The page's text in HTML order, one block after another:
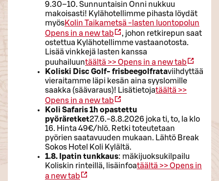
9.30–10. Sunnuntaisin Onni nukkuu
makoisasti! Kylähotellimme pihasta löydät
myösKolin Taikametsä -lasten luontopolun
Opens in a new tab
, johon retkirepun saat
ostettua Kylähotellimme vastaanotosta.
Lisää vinkkejä lasten kanssa
puuhailuuntäältä >>Opens in a new tab
Koliski Disc Golf- frisbeegolfrataviihdyttää
vieraitamme läpi kesän aina syyslomille
saakka (säävaraus)! Lisätietojatäältä >>
Opens in a new tab
Koli Safaris 1h opastettu
pyöräretket27.6.-8.8.2026 joka ti, to, la klo
16. Hinta 49€/hlö. Retki toteutetaan
pyörien saatavuuden mukaan. Lähtö Break
Sokos Hotel Koli Kylältä.
1.8. Ipatin tunkkaus: mäkijuoksukilpailu
Koliskin rinteillä, lisäinfoatäältä >>Opens in
a new tab